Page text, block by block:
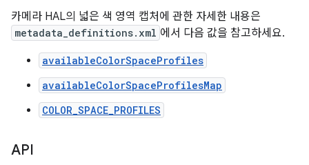
카메라 HAL의 넓은 색 영역 캡처에 관한 자세한 내용은
metadata_definitions.xml 에서 다음 값을 참고하세요.
availableColorSpaceProfiles
availableColorSpaceProfilesMap
COLOR_SPACE_PROFILES
API